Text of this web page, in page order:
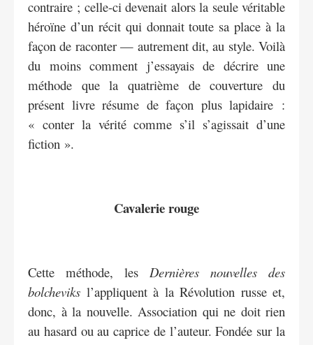
contraire ; celle-ci devenait alors la seule véritable
héroïne d’un récit qui donnait toute sa place à la
façon de raconter — autrement dit, au style. Voilà
du moins comment j’essayais de décrire une
méthode que la quatrième de couverture du
présent livre résume de façon plus lapidaire :
« conter la vérité comme s’il s’agissait d’une
fiction ».
Cavalerie rouge
Cette méthode, les Dernières nouvelles des
bolcheviks l’appliquent à la Révolution russe et,
donc, à la nouvelle. Association qui ne doit rien
au hasard ou au caprice de l’auteur. Fondée sur la